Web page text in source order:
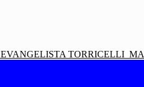
EVANGELISTA TORRICELLI